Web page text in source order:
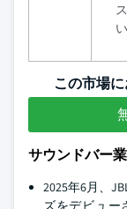
この市場
サウンドバー
2025年6月、
ズをデビュー